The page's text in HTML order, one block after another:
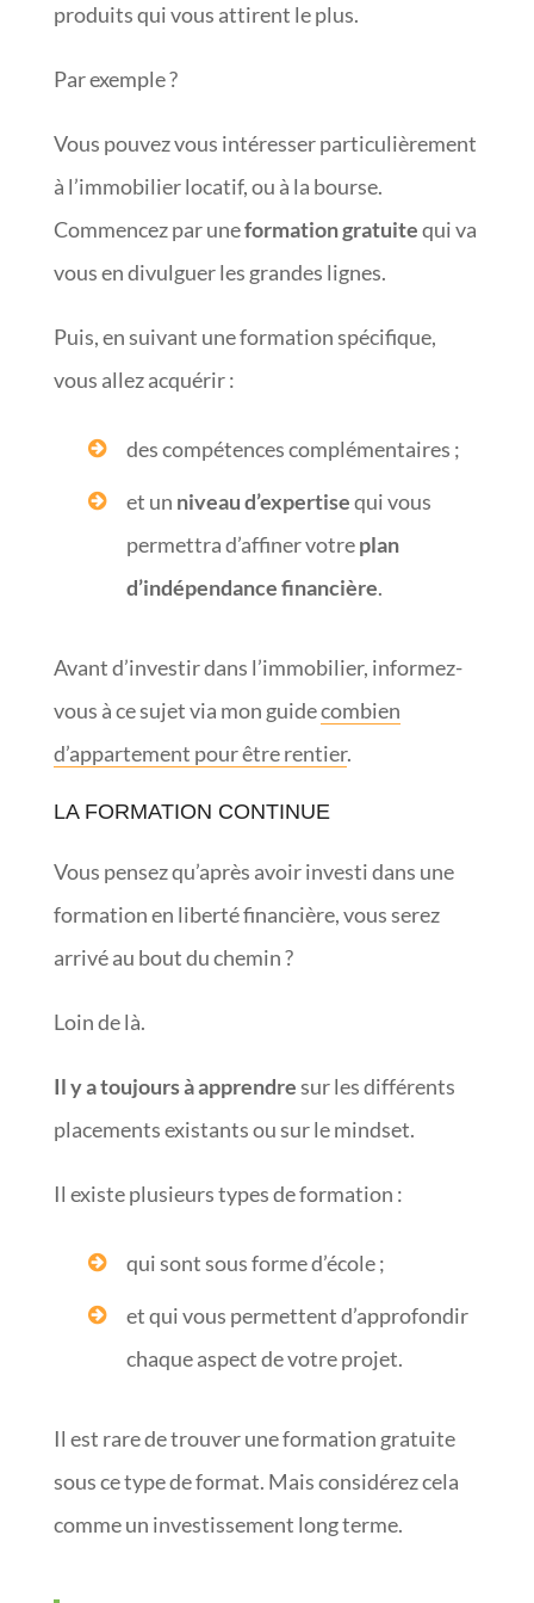
produits qui vous attirent le plus.
Par exemple ?
Vous pouvez vous intéresser particulièrement
à l’immobilier locatif, ou à la bourse.
Commencez par uneformation gratuitequi va
vous en divulguer les grandes lignes.
Puis, en suivant une formation spécifique,
vous allez acquérir :
des compétences complémentaires ;
et un niveau d’expertisequi vous
permettra d’affiner votreplan
d’indépendance financière.
Avant d’investir dans l’immobilier, informez-
vous à ce sujet via mon guidecombien
d’appartement pour être rentier.
LA FORMATION CONTINUE
Vous pensez qu’après avoir investi dans une
formation en liberté financière, vous serez
arrivé au bout du chemin ?
Loin de là.
Il y a toujours à apprendresur les différents
placements existants ou sur le mindset.
Il existe plusieurs types de formation :
qui sont sous forme d’école ;
et qui vous permettent d’approfondir
chaque aspect de votre projet.
Il est rare de trouver une formation gratuite
sous ce type de format. Mais considérez cela
comme un investissement long terme.